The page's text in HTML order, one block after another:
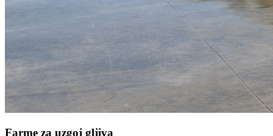
Farme za uzgoj gljiva